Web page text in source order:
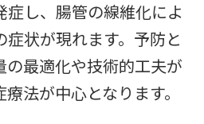
症し、腸管の線維化によ
状が現れます。予防と
の最適化や技術的工夫が
法が中心となります。